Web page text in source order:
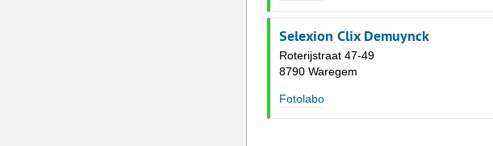
Selexion Clix Demuynck
Roterijstraat 47-49
8790 Waregem
Fotolabo